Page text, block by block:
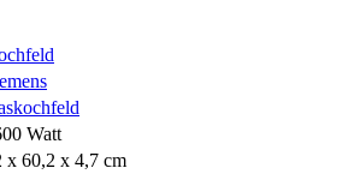
Watt
x 60,2 x 4,7 cm